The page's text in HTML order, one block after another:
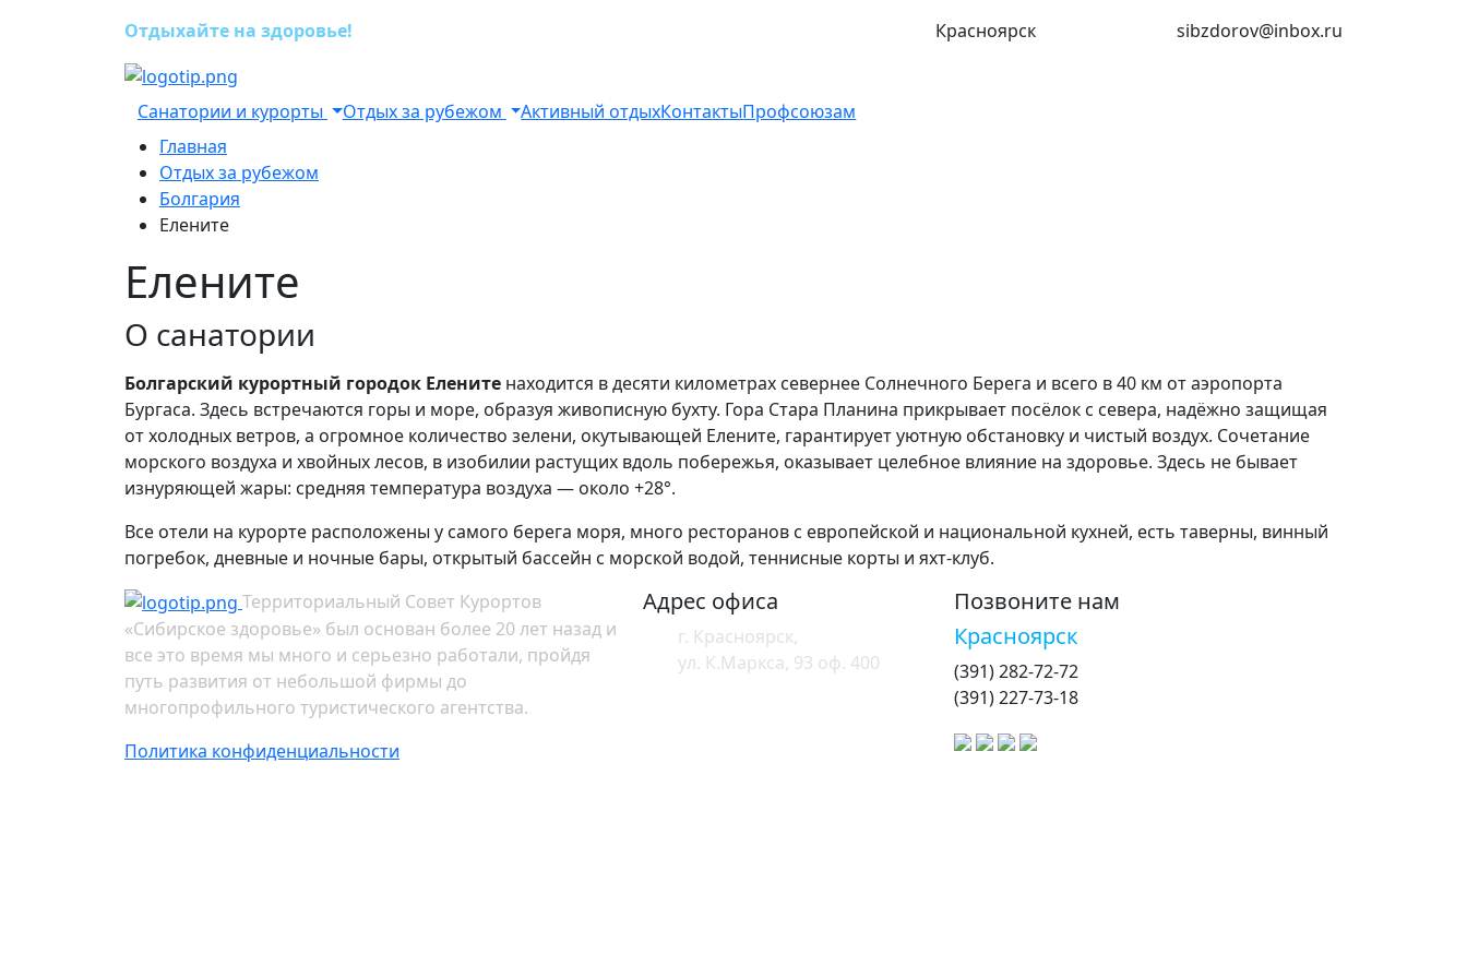
Красноярск sibzdorov@inbox.ru
Отдыхайте на здоровье!
Санатории и курорты Отдых за рубежом Активный отдыхКонтактыПрофсоюзам
Главная
Отдых за рубежом
Болгария
Елените
Елените
О санатории
Болгарский курортный городок Елените находится в десяти километрах севернее Солнечного Берега и всего в 40 км от аэропорта
Бургаса. Здесь встречаются горы и море, образуя живописную бухту. Гора Стара Планина прикрывает посёлок с севера, надёжно защищая
от холодных ветров, а огромное количество зелени, окутывающей Елените, гарантирует уютную обстановку и чистый воздух. Сочетание
морского воздуха и хвойных лесов, в изобилии растущих вдоль побережья, оказывает целебное влияние на здоровье. Здесь не бывает
изнуряющей жары: средняя температура воздуха — около +28°.
Все отели на курорте расположены у самого берега моря, много ресторанов с европейской и национальной кухней, есть таверны, винный
погребок, дневные и ночные бары, открытый бассейн с морской водой, теннисные корты и яхт-клуб.
Территориальный Совет Курортов
«Сибирское здоровье» был основан более 20 лет назад и
все это время мы много и серьезно работали, пройдя
путь развития от небольшой фирмы до
многопрофильного туристического агентства.
Политика конфиденциальности
Адрес офиса
г. Красноярск,
ул. К.Маркса, 93 оф. 400
Позвоните нам
Красноярск
(391) 282-72-72
(391) 227-73-18